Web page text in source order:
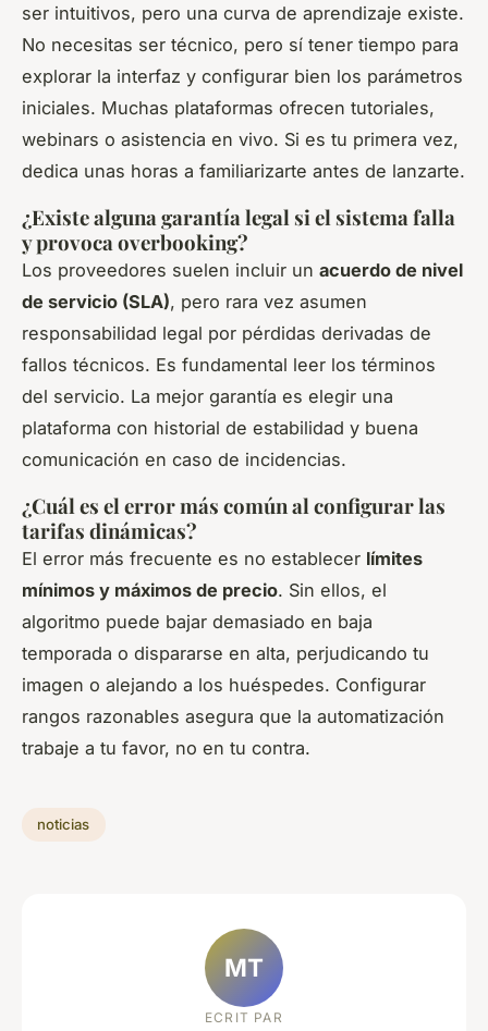
ser intuitivos, pero una curva de aprendizaje existe.
No necesitas ser técnico, pero sí tener tiempo para
explorar la interfaz y configurar bien los parámetros
iniciales. Muchas plataformas ofrecen tutoriales,
webinars o asistencia en vivo. Si es tu primera vez,
dedica unas horas a familiarizarte antes de lanzarte.
¿Existe alguna garantía legal si el sistema falla
y provoca overbooking?
Los proveedores suelen incluir un acuerdo de nivel
de servicio (SLA), pero rara vez asumen
responsabilidad legal por pérdidas derivadas de
fallos técnicos. Es fundamental leer los términos
del servicio. La mejor garantía es elegir una
plataforma con historial de estabilidad y buena
comunicación en caso de incidencias.
¿Cuál es el error más común al configurar las
tarifas dinámicas?
El error más frecuente es no establecer límites
mínimos y máximos de precio. Sin ellos, el
algoritmo puede bajar demasiado en baja
temporada o dispararse en alta, perjudicando tu
imagen o alejando a los huéspedes. Configurar
rangos razonables asegura que la automatización
trabaje a tu favor, no en tu contra.
noticias
MT
ECRIT PAR